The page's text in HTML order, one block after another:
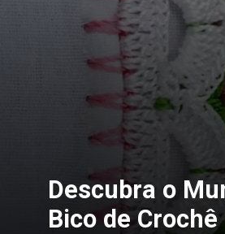
Descubra o
Bico de Crochê